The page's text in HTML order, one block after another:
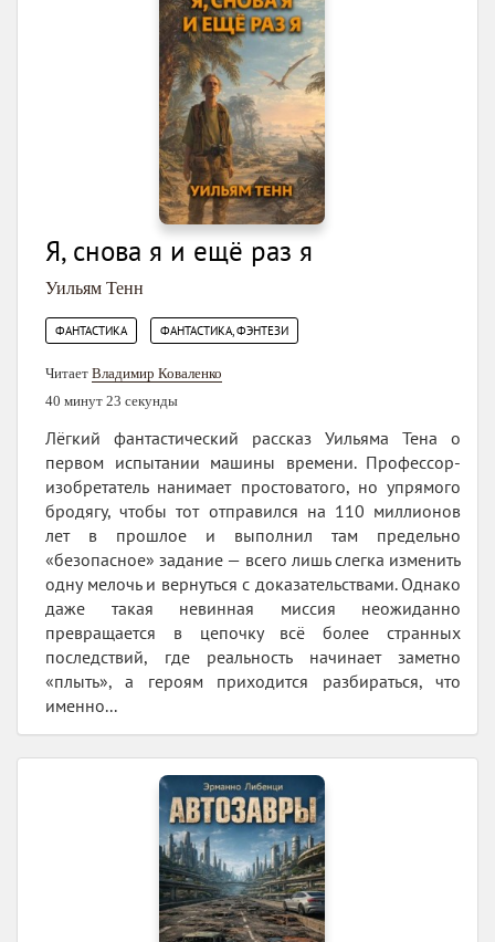
Я, снова я и ещё раз я
Уильям Тенн
ФАНТАСТИКА ФАНТАСТИКА, ФЭНТЕЗИ
Читает Владимир Коваленко
40 минут 23 секунды
Лёгкий фантастический рассказ Уильяма Тена о
первом испытании машины времени. Профессор-
изобретатель нанимает простоватого, но упрямого
бродягу, чтобы тот отправился на 110 миллионов
лет в прошлое и выполнил там предельно
«безопасное» задание — всего лишь слегка изменить
одну мелочь и вернуться с доказательствами. Однако
даже такая невинная миссия неожиданно
превращается в цепочку всё более странных
последствий, где реальность начинает заметно
«плыть», а героям приходится разбираться, что
именно...